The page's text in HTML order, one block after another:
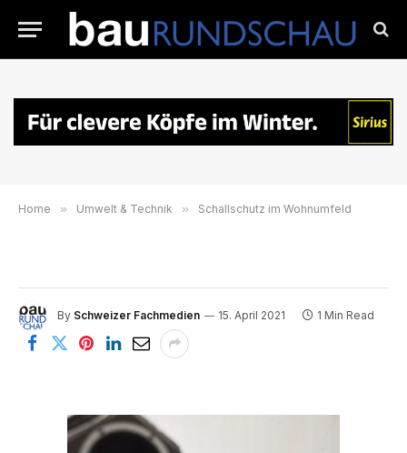
Home » Umwelt & Technik » Schallschutz im Wohnumfeld
By Schweizer Fachmedien 15. April 2021 1 Min Read